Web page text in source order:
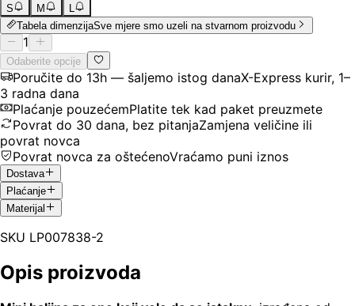
S M
L
Tabela dimenzijaSve mjere smo uzeli na stvarnom proizvodu
1
Odaberite opcije
Poručite do 13h — šaljemo istog danaX-Express kurir, 1–
3 radna dana
Plaćanje pouzećemPlatite tek kad paket preuzmete
Povrat do 30 dana, bez pitanjaZamjena veličine ili
povrat novca
Povrat novca za oštećenoVraćamo puni iznos
Dostava
Plaćanje
Materijal
SKU LP007838-2
Opis proizvoda